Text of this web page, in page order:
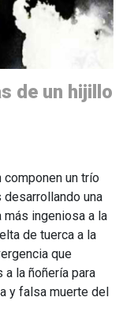
de un hijillo
componen un trío
una
ingeniosa a la
de tuerca a la
que
la ñoñería para
y falsa muerte del